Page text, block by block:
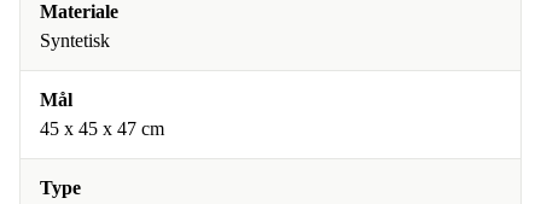
Materiale
Syntetisk
Mål
45 x 45 x 47 cm
Type